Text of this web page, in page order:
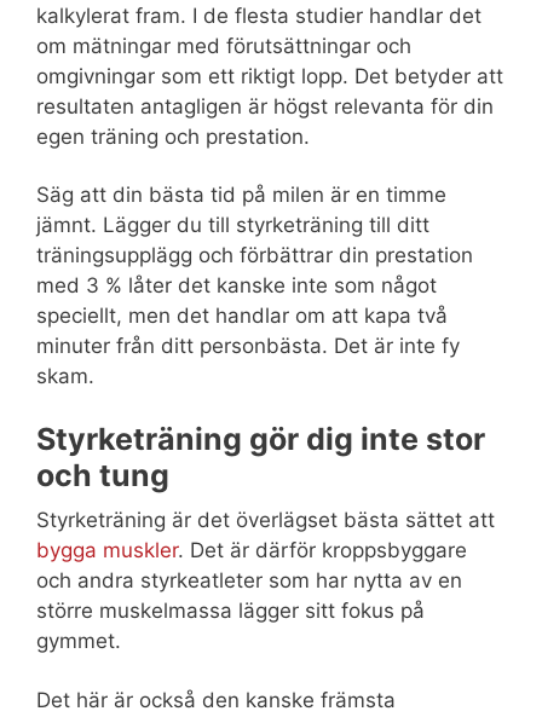
kalkylerat fram. I de flesta studier handlar det
om mätningar med förutsättningar och
omgivningar som ett riktigt lopp. Det betyder att
resultaten antagligen är högst relevanta för din
egen träning och prestation.
Säg att din bästa tid på milen är en timme
jämnt. Lägger du till styrketräning till ditt
träningsupplägg och förbättrar din prestation
med 3 % låter det kanske inte som något
speciellt, men det handlar om att kapa två
minuter från ditt personbästa. Det är inte fy
skam.
Styrketräning gör dig inte stor
och tung
Styrketräning är det överlägset bästa sättet att
bygga muskler. Det är därför kroppsbyggare
och andra styrkeatleter som har nytta av en
större muskelmassa lägger sitt fokus på
gymmet.
Det här är också den kanske främsta